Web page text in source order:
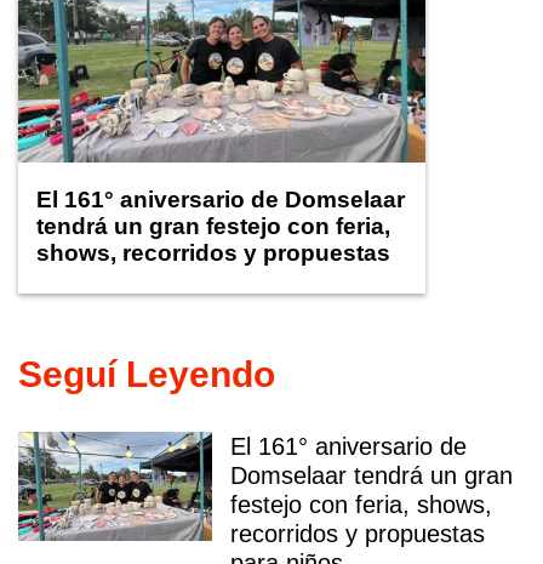
El 161° aniversario de Domselaar
tendrá un gran festejo con feria,
shows, recorridos y propuestas
Seguí Leyendo
El 161° aniversario de
Domselaar tendrá un gran
festejo con feria, shows,
recorridos y propuestas